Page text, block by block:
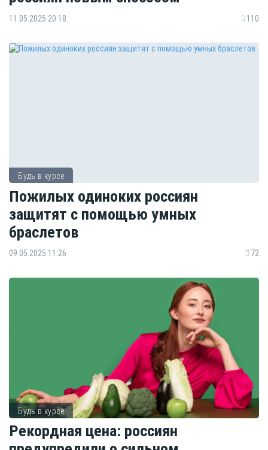
11.05.2025 20:18 110
Будь в курсе
Пожилых одиноких россиян
защитят с помощью умных
браслетов
09.05.2025 11:26 72
Будь в курсе
Рекордная цена: россиян